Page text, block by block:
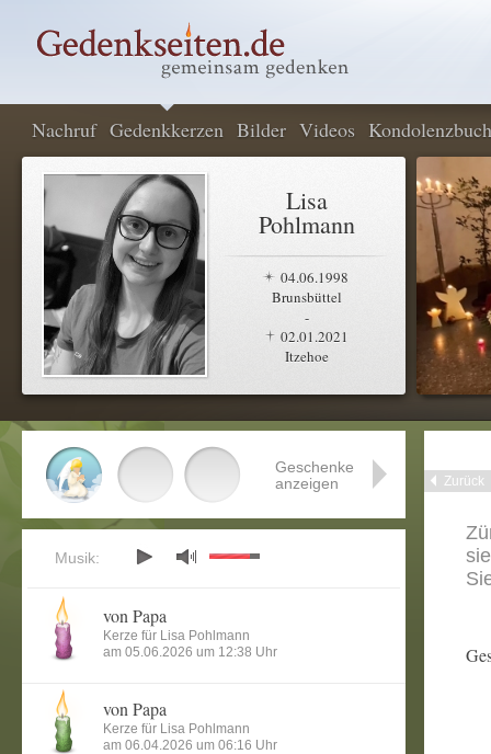
Nachruf Gedenkkerzen Bilder Videos Kondolenzbuch
Lisa
Pohlmann
04.06.1998
Brunsbüttel
-
02.01.2021
Itzehoe
Zurück
Geschenke
anzeigen
Musik:
von Papa
Kerze für Lisa Pohlmann
am 05.06.2026 um 12:38 Uhr
von Papa
Kerze für Lisa Pohlmann
am 06.04.2026 um 06:16 Uhr